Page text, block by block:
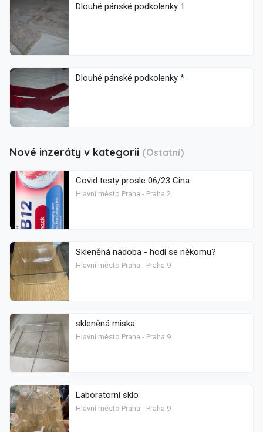
Dlouhé pánské podkolenky 1
Dlouhé pánské podkolenky *
Nové inzeráty v kategorii (Ostatní)
Covid testy prosle 06/23 Cina
Hlavní město Praha - Praha 2
Skleněná nádoba - hodí se někomu?
Hlavní město Praha - Praha 9
skleněná miska
Hlavní město Praha - Praha 9
Laboratorní sklo
Hlavní město Praha - Praha 9